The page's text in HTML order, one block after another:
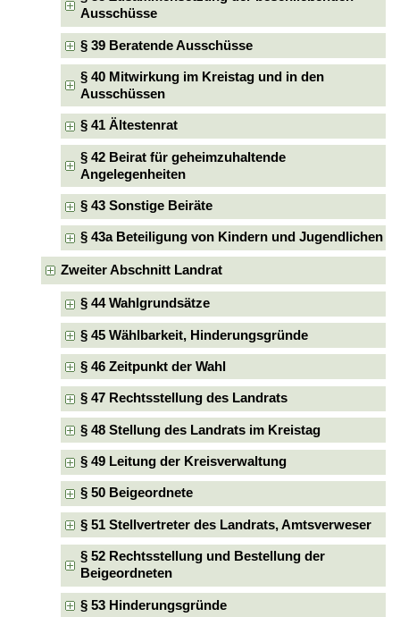
Ausschüsse
§ 39 Beratende Ausschüsse
§ 40 Mitwirkung im Kreistag und in den
Ausschüssen
§ 41 Ältestenrat
§ 42 Beirat für geheimzuhaltende
Angelegenheiten
§ 43 Sonstige Beiräte
§ 43a Beteiligung von Kindern und Jugendlichen
Zweiter Abschnitt Landrat
§ 44 Wahlgrundsätze
§ 45 Wählbarkeit, Hinderungsgründe
§ 46 Zeitpunkt der Wahl
§ 47 Rechtsstellung des Landrats
§ 48 Stellung des Landrats im Kreistag
§ 49 Leitung der Kreisverwaltung
§ 50 Beigeordnete
§ 51 Stellvertreter des Landrats, Amtsverweser
§ 52 Rechtsstellung und Bestellung der
Beigeordneten
§ 53 Hinderungsgründe